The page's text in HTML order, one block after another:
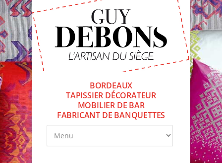
BORDEAUX
TAPISSIER DÉCORATEUR
MOBILIER DE BAR
FABRICANT DE BANQUETTES